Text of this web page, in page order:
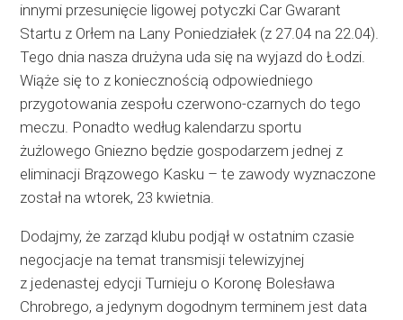
innymi przesunięcie ligowej potyczki Car Gwarant
Startu z Orłem na Lany Poniedziałek (z 27.04 na 22.04).
Tego dnia nasza drużyna uda się na wyjazd do Łodzi.
Wiąże się to z koniecznością odpowiedniego
przygotowania zespołu czerwono-czarnych do tego
meczu. Ponadto według kalendarzu sportu
żużlowego Gniezno będzie gospodarzem jednej z
eliminacji Brązowego Kasku – te zawody wyznaczone
został na wtorek, 23 kwietnia.
Dodajmy, że zarząd klubu podjął w ostatnim czasie
negocjacje na temat transmisji telewizyjnej
z jedenastej edycji Turnieju o Koronę Bolesława
Chrobrego, a jedynym dogodnym terminem jest data